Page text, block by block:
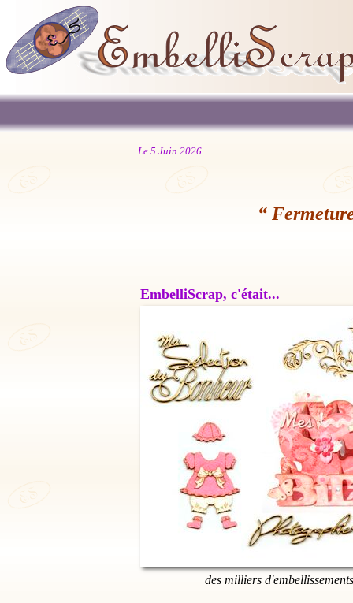
Le 5 Juin 2026
“
EmbelliScrap, c'était...
des milliers